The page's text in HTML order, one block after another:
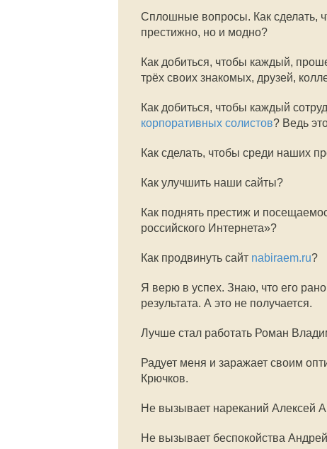
Сплошные вопросы. Как сделать,
престижно, но и модно?
Как добиться, чтобы каждый,
трёх своих знакомых, друзей,
Как добиться, чтобы каждый
корпоративных солистов? Ведь
Как сделать, чтобы среди наших
Как улучшить наши сайты?
Как поднять престиж и
российского Интернета»?
Как продвинуть сайт nabiraem.ru?
Я верю в успех. Знаю, что его
результата. А это не получается.
Лучше стал работать Роман
Радует меня и заражает своим
Крючков.
Не вызывает нареканий Алексей
Не вызывает беспокойства